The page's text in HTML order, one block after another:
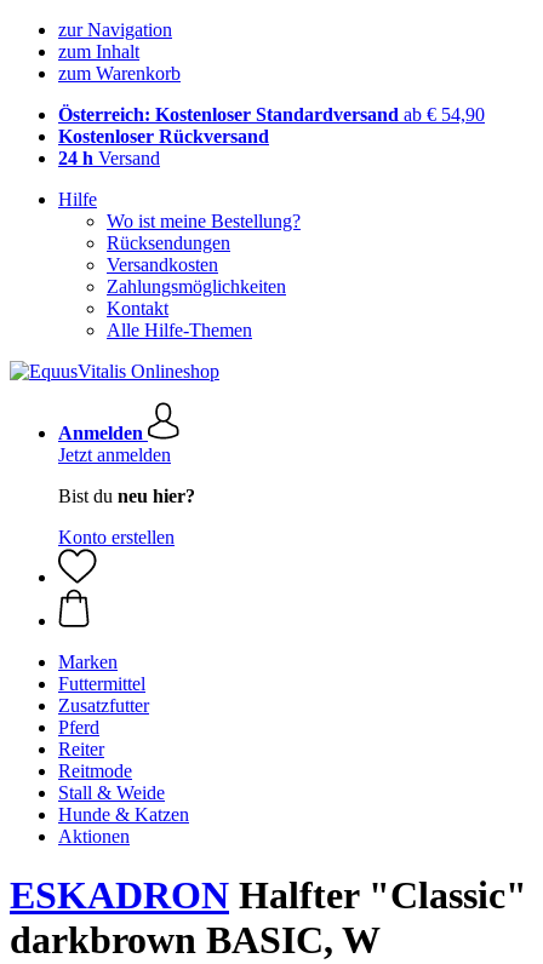
zur Navigation
zum Inhalt
zum Warenkorb
Österreich: Kostenloser Standardversand ab € 54,90
Kostenloser Rückversand
24 h Versand
Hilfe
Wo ist meine Bestellung?
Rücksendungen
Versandkosten
Zahlungsmöglichkeiten
Kontakt
Alle Hilfe-Themen
Anmelden
Jetzt anmelden
Bist du neu hier?
Konto erstellen
Marken
Futtermittel
Zusatzfutter
Pferd
Reiter
Reitmode
Stall & Weide
Hunde & Katzen
Aktionen
ESKADRON Halfter "Classic"
darkbrown BASIC, W